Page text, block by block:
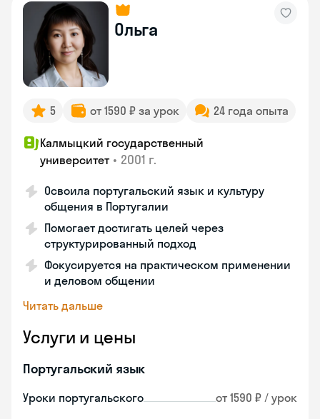
Ольга
5 от 1590 ₽ за урок 24 года опыта
Калмыцкий государственный
университет • 2001 г.
Освоила португальский язык и культуру
общения в Португалии
Помогает достигать целей через
структурированный подход
Фокусируется на практическом применении
и деловом общении
Читать дальше
Услуги и цены
Португальский язык
Уроки португальского от 1590 ₽ / урок